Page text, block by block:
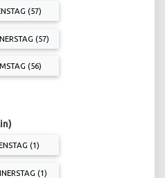
(57)
(57)
(56)
(1)
(1)